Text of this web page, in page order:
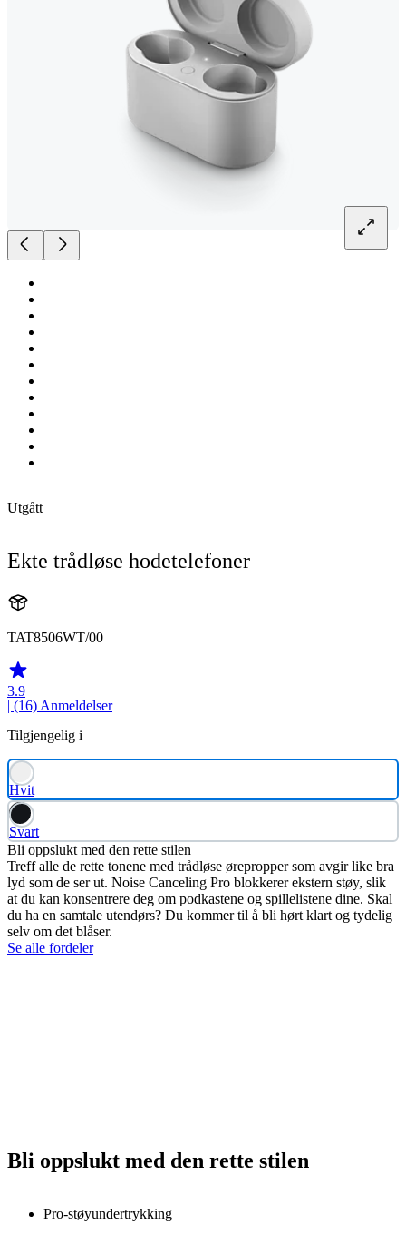
Utgått
Ekte trådløse hodetelefoner
TAT8506WT/00
3.9
| (16) Anmeldelser
Tilgjengelig i
Hvit
Svart
Bli oppslukt med den rette stilen
Treff alle de rette tonene med trådløse ørepropper som avgir like bra
lyd som de ser ut. Noise Canceling Pro blokkerer ekstern støy, slik
at du kan konsentrere deg om podkastene og spillelistene dine. Skal
du ha en samtale utendørs? Du kommer til å bli hørt klart og tydelig
selv om det blåser.
Se alle fordeler
Bli oppslukt med den rette stilen
Pro-støyundertrykking